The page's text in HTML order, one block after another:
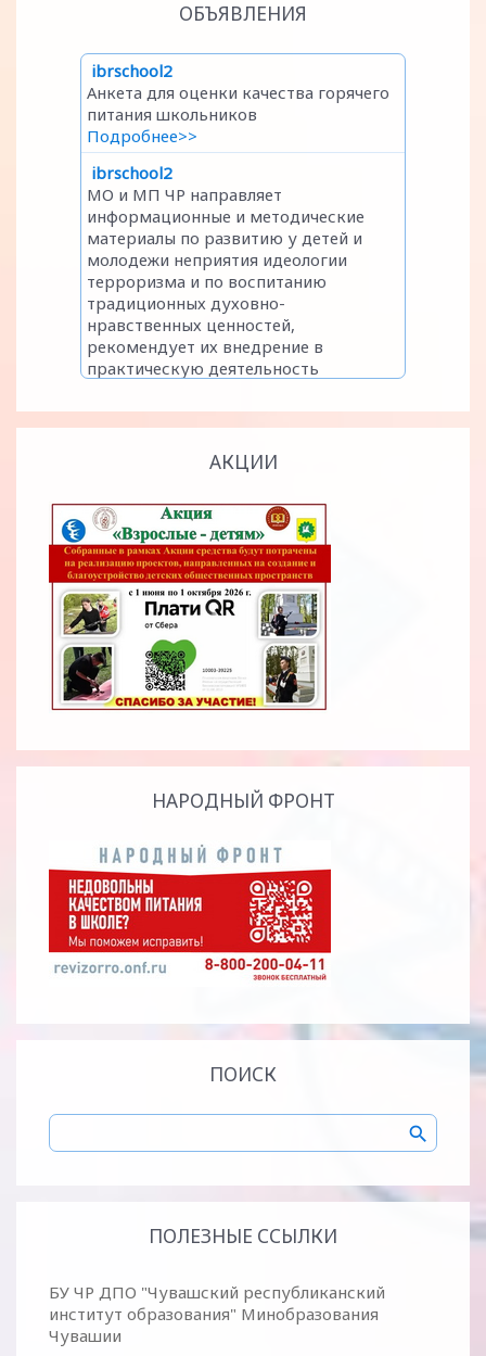
ОБЪЯВЛЕНИЯ
АКЦИИ
НАРОДНЫЙ ФРОНТ
ПОИСК
ПОЛЕЗНЫЕ ССЫЛКИ
БУ ЧР ДПО "Чувашский республиканский
институт образования" Минобразования
Чувашии